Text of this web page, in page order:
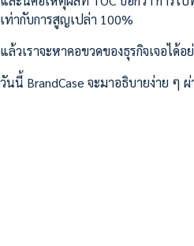
เท่ากับการสูญเปล่า 100%
แล้วเราจะหาคอขวดของธุรกิจเจอได้อย่
วันนี้ BrandCase จะมาอธิบายง่าย ๆ